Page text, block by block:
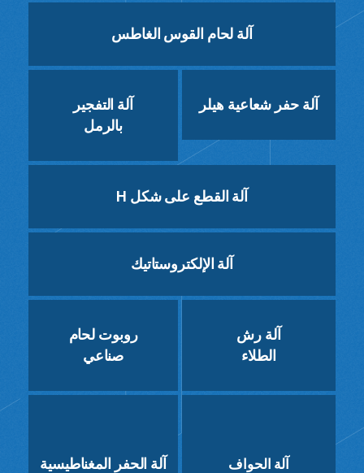
آلة لحام القوس الغاطس
آلة التفجير
بالرمل
آلة حفر شعاعية هيلر
آلة القطع على شكل H
آلة الإلكتروستاتيك
روبوت لحام
صناعي
آلة رش
الطلاء
آلة الحفر المغناطيسية
آلة الحواف